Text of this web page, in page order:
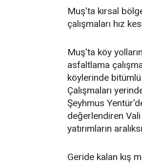
Muş'ta kırsal
çalışmaları hız
Muş'ta köy
asfaltlama
köylerinde bitümlü
Çalışmaları
Şeyhmus
değerlendiren Vali
yatırımların
Geride kalan kış